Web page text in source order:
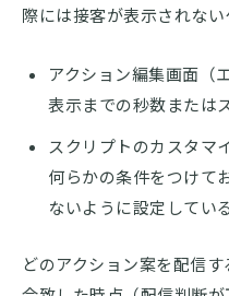
際には接客が表示されない
アクション編集画面（
表示までの秒数または
スクリプトのカスタマ
何らかの条件をつけて
ないように設定している
どのアクション案を配信